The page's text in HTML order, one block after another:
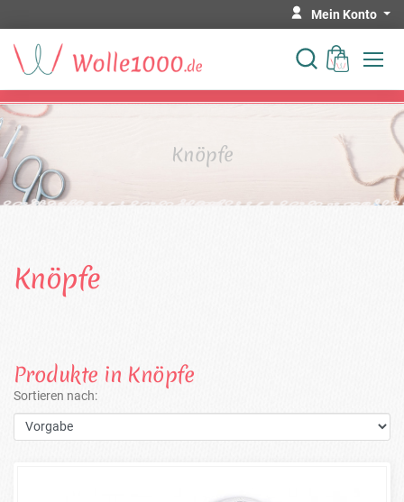
Mein Konto
Knöpfe
Knöpfe
Produkte in Knöpfe
Sortieren nach: